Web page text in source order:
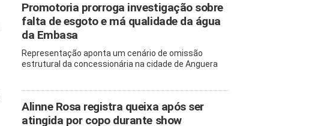
Promotoria prorroga investigação sobre
falta de esgoto e má qualidade da água
da Embasa
Representação aponta um cenário de omissão
estrutural da concessionária na cidade de Anguera
Alinne Rosa registra queixa após ser
atingida por copo durante show